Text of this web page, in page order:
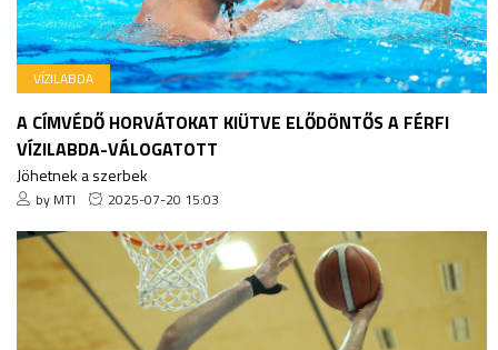
VÍZILABDA
A CÍMVÉDŐ HORVÁTOKAT KIÜTVE ELŐDÖNTŐS A FÉRFI
VÍZILABDA-VÁLOGATOTT
Jöhetnek a szerbek
by MTI 2025-07-20 15:03